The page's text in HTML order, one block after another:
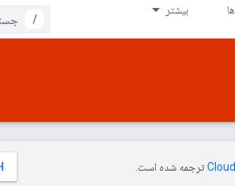
بیشتر
/
ترجمه شده است.